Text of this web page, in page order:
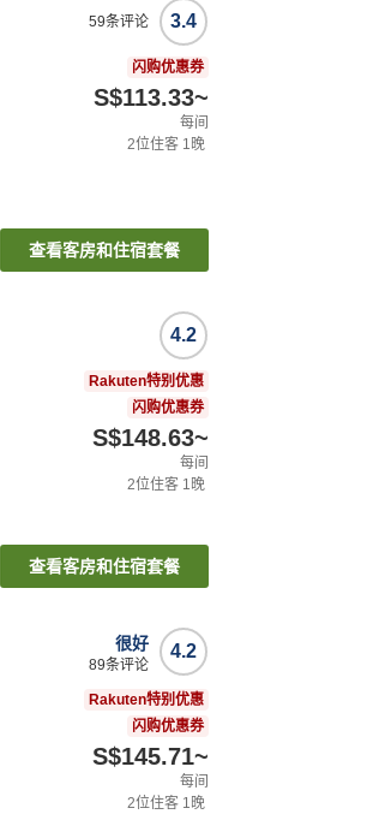
3.4
59条评论
闪购优惠券
S$113.33~
每间
2位住客 1晚
查看客房和住宿套餐
4.2
Rakuten特别优惠
闪购优惠券
S$148.63~
每间
2位住客 1晚
查看客房和住宿套餐
4.2
很好
89条评论
Rakuten特别优惠
闪购优惠券
S$145.71~
每间
2位住客 1晚